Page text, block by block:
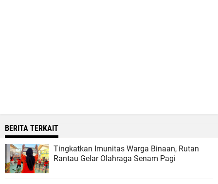
BERITA TERKAIT
Tingkatkan Imunitas Warga Binaan, Rutan
Rantau Gelar Olahraga Senam Pagi